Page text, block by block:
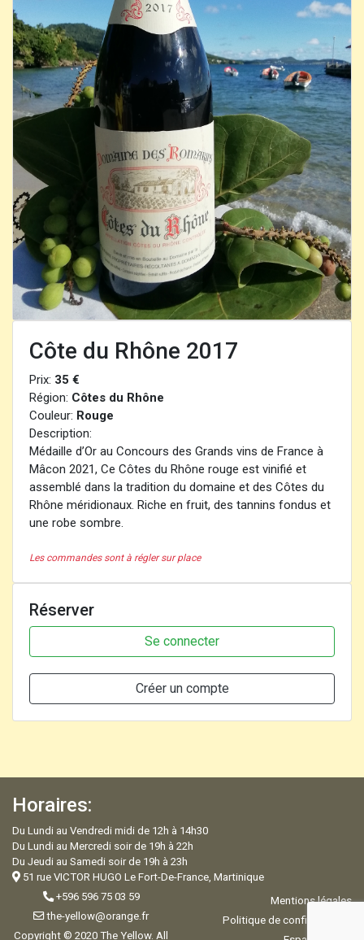
Côte du Rhône 2017
Prix: 35 €
Région: Côtes du Rhône
Couleur: Rouge
Description:
Médaille d’Or au Concours des Grands vins de France à
Mâcon 2021, Ce Côtes du Rhône rouge est vinifié et
assemblé dans la tradition du domaine et des Côtes du
Rhône méridionaux. Riche en fruit, des tannins fondus et
une robe sombre.
Les commandes sont à régler sur place
Réserver
Se connecter
Créer un compte
Horaires:
Du Lundi au Vendredi midi de 12h à 14h30
Du Lundi au Mercredi soir de 19h à 22h
Du Jeudi au Samedi soir de 19h à 23h
51 rue VICTOR HUGO Le Fort-De-France, Martinique
+596 596 75 03 59
the-yellow@orange.fr
Copyright © 2020 The Yellow. All
Mentions légales
Politique de confidentialité